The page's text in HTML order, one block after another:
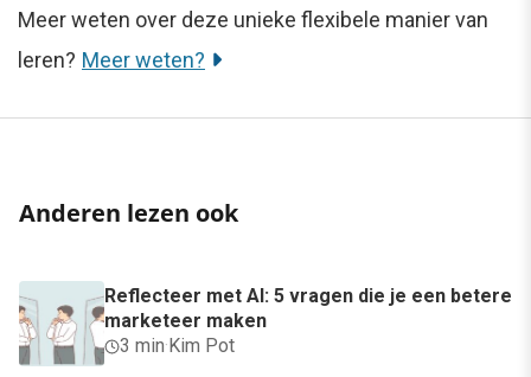
Meer weten over deze unieke flexibele manier van
leren? Meer weten?
Anderen lezen ook
Reflecteer met AI: 5 vragen die je een betere
marketeer maken
3 min· Kim Pot